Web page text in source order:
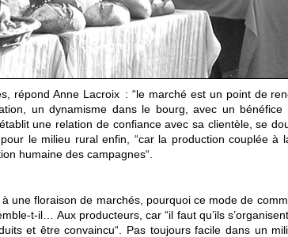
répond Anne Lacroix : “le marché est un point de
un dynamisme dans le bourg, avec un
une relation de confiance avec sa clientèle, se
le milieu rural enfin, “car la production couplée à
humaine des campagnes“.
floraison de marchés, pourquoi ce mode de
t-il… Aux producteurs, car “il faut qu’ils
et être convaincu“. Pas toujours facile dans un